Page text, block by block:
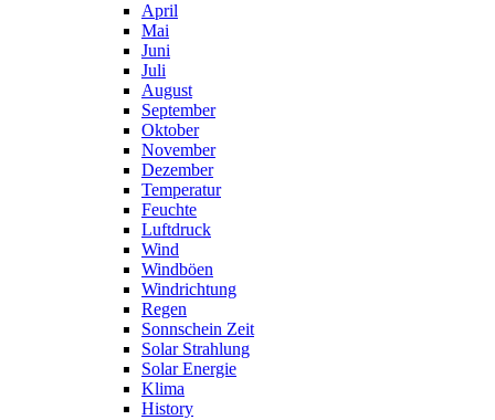
April
Mai
Juni
Juli
August
September
Oktober
November
Dezember
Temperatur
Feuchte
Luftdruck
Wind
Windböen
Windrichtung
Regen
Sonnschein Zeit
Solar Strahlung
Solar Energie
Klima
History